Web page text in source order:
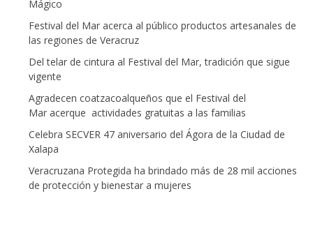
Mágico
Festival del Mar acerca al público productos artesanales de
las regiones de Veracruz
Del telar de cintura al Festival del Mar, tradición que sigue
vigente
Agradecen coatzacoalqueños que el Festival del
Mar acerque actividades gratuitas a las familias
Celebra SECVER 47 aniversario del Ágora de la Ciudad de
Xalapa
Veracruzana Protegida ha brindado más de 28 mil acciones
de protección y bienestar a mujeres